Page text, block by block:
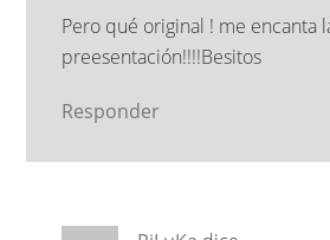
Pero qué original ! me encanta
preesentación!!!!Besitos
Responder